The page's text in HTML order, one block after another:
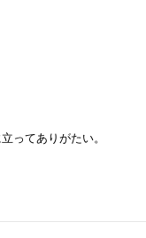
ってありがたい。